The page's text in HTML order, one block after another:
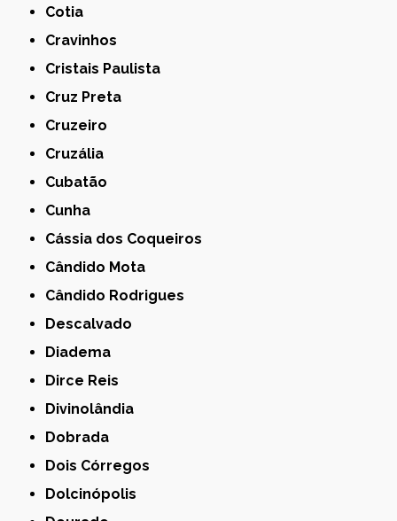
Cotia
Cravinhos
Cristais Paulista
Cruz Preta
Cruzeiro
Cruzália
Cubatão
Cunha
Cássia dos Coqueiros
Cândido Mota
Cândido Rodrigues
Descalvado
Diadema
Dirce Reis
Divinolândia
Dobrada
Dois Córregos
Dolcinópolis